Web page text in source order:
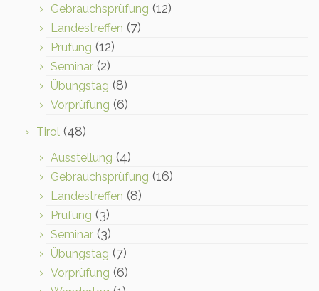
Gebrauchsprüfung (12)
Landestreffen (7)
Prüfung (12)
Seminar (2)
Übungstag (8)
Vorprüfung (6)
Tirol (48)
Ausstellung (4)
Gebrauchsprüfung (16)
Landestreffen (8)
Prüfung (3)
Seminar (3)
Übungstag (7)
Vorprüfung (6)